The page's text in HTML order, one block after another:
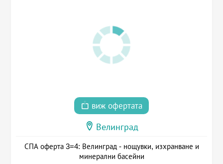
виж офертата
Велинград
СПА оферта 3=4: Велинград - нощувки, изхранване и
минерални басейни